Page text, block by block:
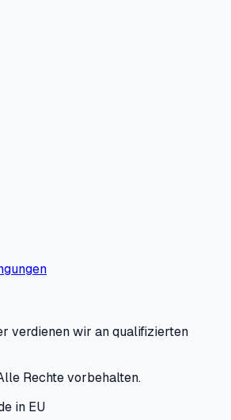
verdienen wir an qualifizierten
Rechte vorbehalten.
in EU